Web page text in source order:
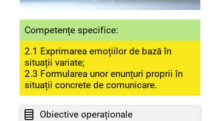
Competențe specifice:
2.1 Exprimarea emoțiilor de bază în
situații variate;
2.3 Formularea unor enunțuri proprii în
situații concrete de comunicare.
Obiective operaționale